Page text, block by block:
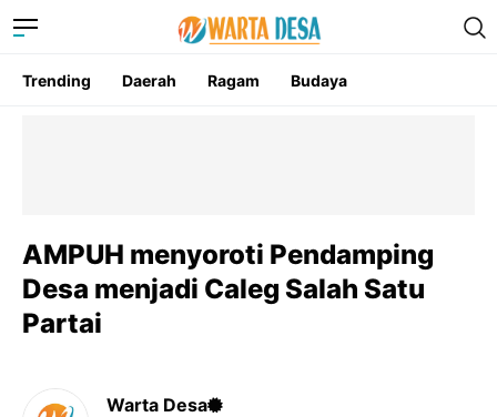
Trending Daerah Ragam Budaya
AMPUH menyoroti Pendamping
Desa menjadi Caleg Salah Satu
Partai
Warta Desa